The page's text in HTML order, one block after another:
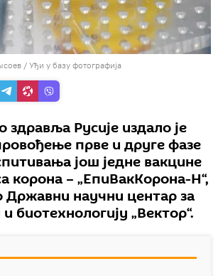
/ Уђи у базу фотографија
здравља Русије издало је
прве и друге фазе
још једне вакцине
корона – „ЕпиВакКорона-Н“,
Државни научни центар за
биотехнологију „Вектор“.